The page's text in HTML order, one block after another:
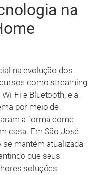
na
na evolução dos
como streaming
Fi e Bluetooth, e a
por meio de
a forma como
casa. Em São José
se mantém atualizada
que seus
soluções